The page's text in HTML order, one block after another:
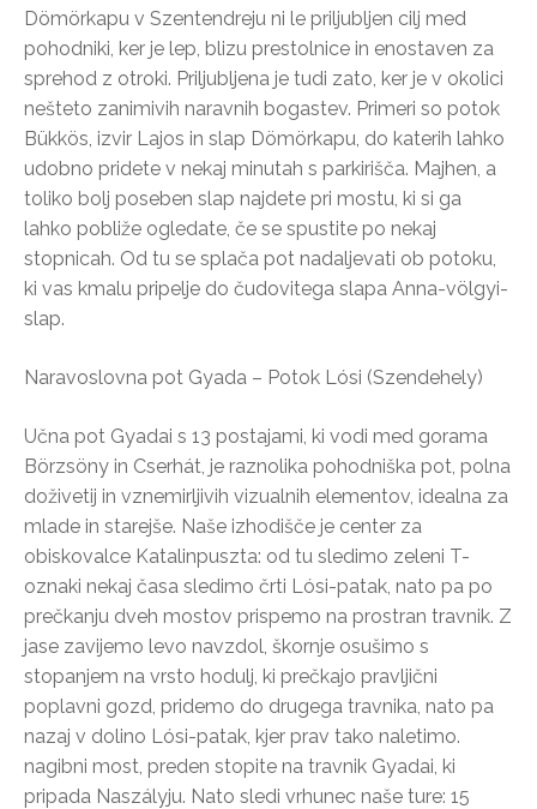
Dömörkapu v Szentendreju ni le priljubljen cilj med
pohodniki, ker je lep, blizu prestolnice in enostaven za
sprehod z otroki. Priljubljena je tudi zato, ker je v okolici
nešteto zanimivih naravnih bogastev. Primeri so potok
Bükkös, izvir Lajos in slap Dömörkapu, do katerih lahko
udobno pridete v nekaj minutah s parkirišča. Majhen, a
toliko bolj poseben slap najdete pri mostu, ki si ga
lahko pobliže ogledate, če se spustite po nekaj
stopnicah. Od tu se splača pot nadaljevati ob potoku,
ki vas kmalu pripelje do čudovitega slapa Anna-völgyi-
slap.
Naravoslovna pot Gyada – Potok Lósi (Szendehely)
Učna pot Gyadai s 13 postajami, ki vodi med gorama
Börzsöny in Cserhát, je raznolika pohodniška pot, polna
doživetij in vznemirljivih vizualnih elementov, idealna za
mlade in starejše. Naše izhodišče je center za
obiskovalce Katalinpuszta: od tu sledimo zeleni T-
oznaki nekaj časa sledimo črti Lósi-patak, nato pa po
prečkanju dveh mostov prispemo na prostran travnik. Z
jase zavijemo levo navzdol, škornje osušimo s
stopanjem na vrsto hodulj, ki prečkajo pravljični
poplavni gozd, pridemo do drugega travnika, nato pa
nazaj v dolino Lósi-patak, kjer prav tako naletimo.
nagibni most, preden stopite na travnik Gyadai, ki
pripada Naszályju. Nato sledi vrhunec naše ture: 15